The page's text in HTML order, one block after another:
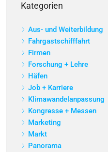
Kategorien
Aus- und Weiterbildung
Fahrgastschifffahrt
Firmen
Forschung + Lehre
Häfen
Job + Karriere
Klimawandelanpassung
Kongresse + Messen
Marketing
Markt
Panorama